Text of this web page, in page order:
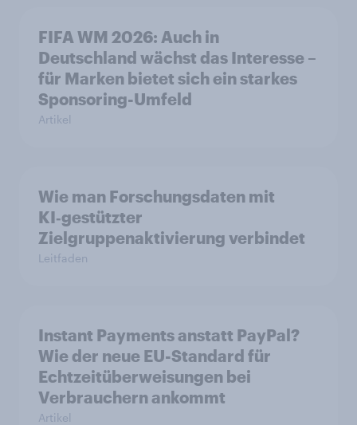
FIFA WM 2026: Auch in
Deutschland wächst das Interesse –
für Marken bietet sich ein starkes
Sponsoring-Umfeld
Artikel
Wie man Forschungsdaten mit
KI‑gestützter
Zielgruppenaktivierung verbindet
Leitfaden
Instant Payments anstatt PayPal?
Wie der neue EU-Standard für
Echtzeitüberweisungen bei
Verbrauchern ankommt
Artikel